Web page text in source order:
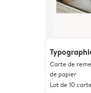
Carte de
de papier
Lot de 10